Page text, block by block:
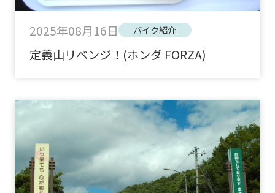
2025年08月16日 バイク紹介
定義山リベンジ！(ホンダ FORZA)